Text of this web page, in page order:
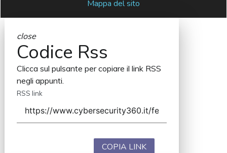
Mappa del sito
close
Codice Rss
Clicca sul pulsante per copiare il link RSS
negli appunti.
RSS link
COPIA LINK